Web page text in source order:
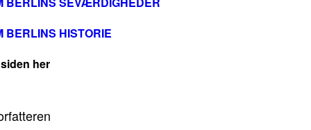
HISTORIE
her